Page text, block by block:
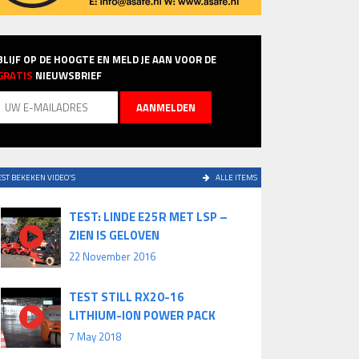
OP DE HOOGTE EN MELD JE AAN VOOR DE
NIEUWSBRIEF
BEKEKEN VIDEO'S ALLE ITEMS
TEST: LINDE E25R MET LSP –
ZIEN IS GELOVEN
22 November 2016
TEST STILL RX20-16
LITHIUM-ION POWER PACK
7 May 2018